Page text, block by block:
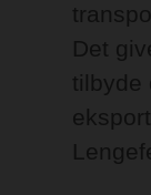
Det
tilbyde